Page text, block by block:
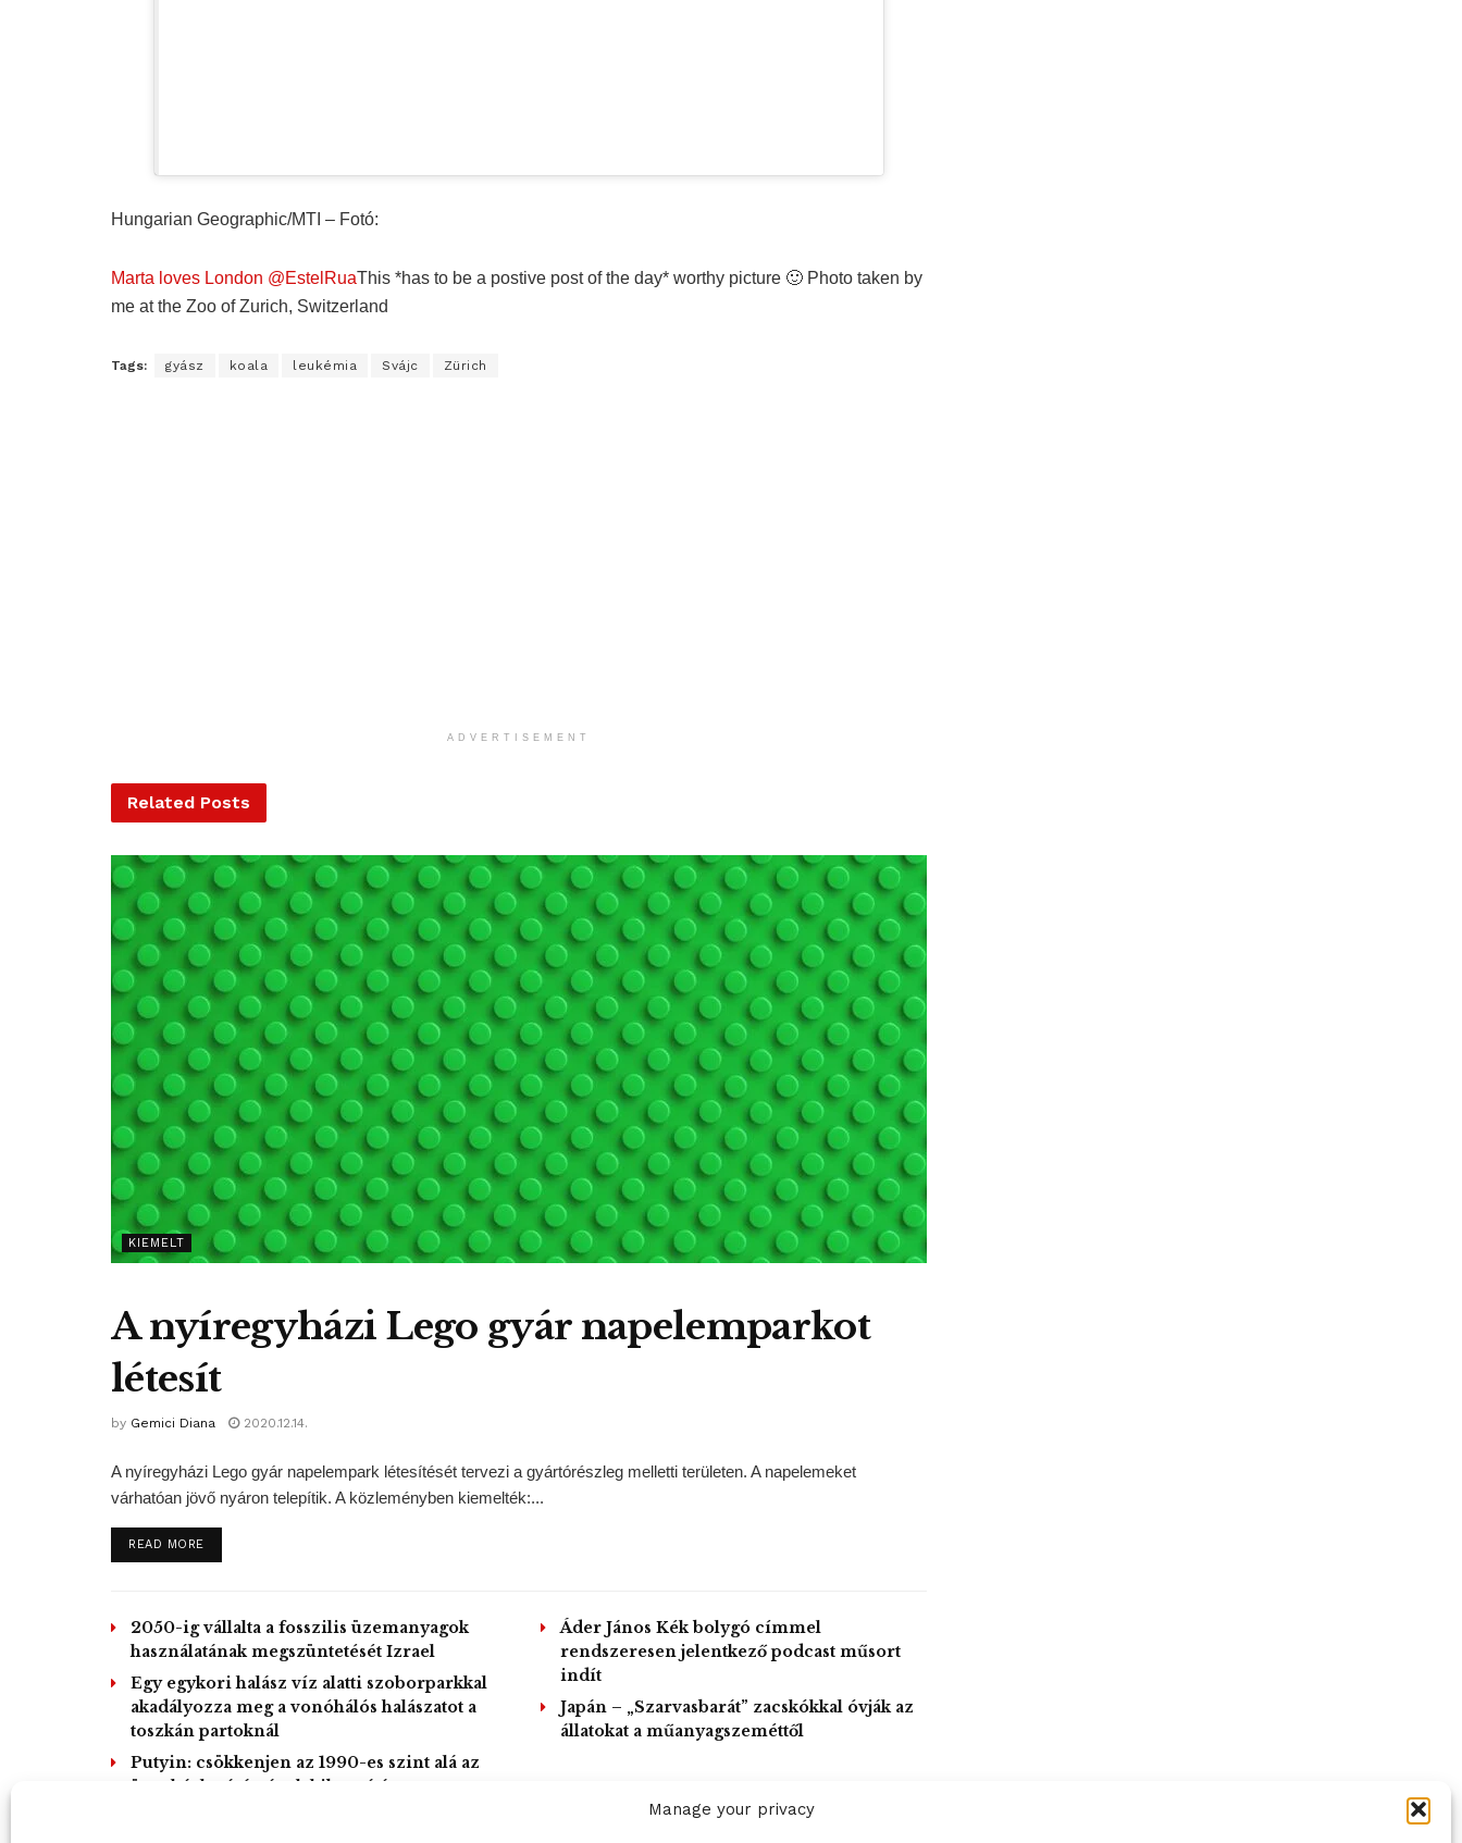
Manage your privacy
Hungarian Geographic/MTI – Fotó:
Marta loves London @EstelRuaThis *has to be a postive post of the day* worthy picture 🙂 Photo taken by
me at the Zoo of Zurich, Switzerland
Tags: gyász koala leukémia Svájc Zürich
ADVERTISEMENT
Related Posts
KIEMELT
A nyíregyházi Lego gyár napelemparkot
létesít
by Gemici Diana 2020.12.14.
A nyíregyházi Lego gyár napelempark létesítését tervezi a gyártórészleg melletti területen. A napelemeket
várhatóan jövő nyáron telepítik. A közleményben kiemelték:...
READ MOREDETAILS
2050-ig vállalta a fosszilis üzemanyagok
használatának megszüntetését Izrael
Egy egykori halász víz alatti szoborparkkal
akadályozza meg a vonóhálós halászatot a
toszkán partoknál
Putyin: csökkenjen az 1990-es szint alá az
üvegházhatású gázok kibocsátása
Áder János Kék bolygó címmel
rendszeresen jelentkező podcast műsort
indít
Japán – „Szarvasbarát” zacskókkal óvják az
állatokat a műanyagszeméttől